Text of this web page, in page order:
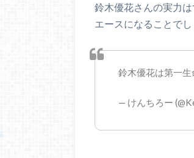
鈴木優花さんの実力
エースになることでし
鈴木優花は第一生
— けんちろー